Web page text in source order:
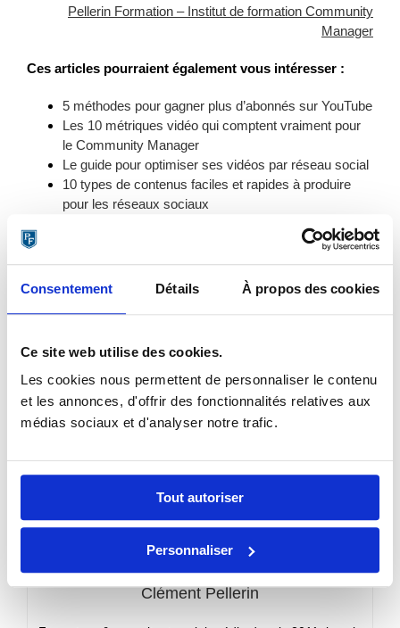
Consentement Détails À propos des cookies
Ce site web utilise des cookies.
Les cookies nous permettent de personnaliser le contenu
et les annonces, d'offrir des fonctionnalités relatives aux
médias sociaux et d'analyser notre trafic.
Tout autoriser
Personnaliser
Pellerin Formation – Institut de formation Community
Manager
Ces articles pourraient également vous intéresser :
5 méthodes pour gagner plus d’abonnés sur YouTube
Les 10 métriques vidéo qui comptent vraiment pour
le Community Manager
Le guide pour optimiser ses vidéos par réseau social
10 types de contenus faciles et rapides à produire
pour les réseaux sociaux
Comment mettre en place une campagne Google
Adwords sur Youtube ?
des hashtags
5 méthodes simples pour recycler du contenu sur
Snapchat
5 méthodes simples pour rédiger de meilleurs tweets
Clément Pellerin